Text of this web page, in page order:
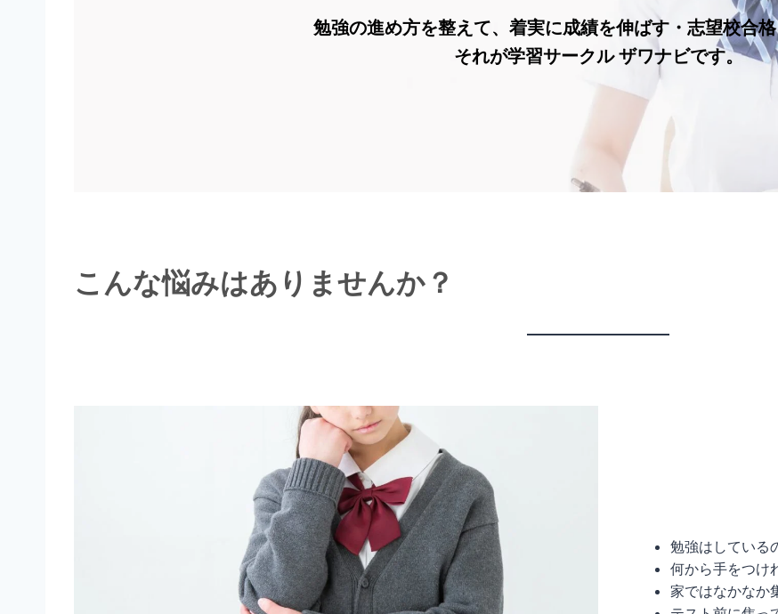
勉強の進め方を整えて、着実に成績を伸ばす・志望校合格
それが学習サークル ザワナビです。
こんな悩みはありませんか？
勉強はしている
何から手をつけ
家ではなかなか